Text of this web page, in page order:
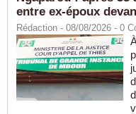
entre ex-époux
Rédaction - 08/08/2026 - 0